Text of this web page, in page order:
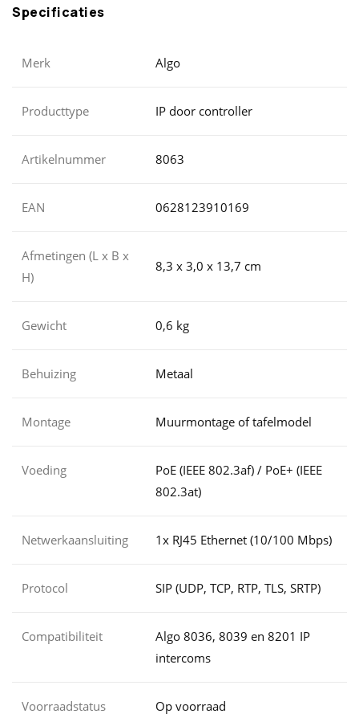
Specificaties
Merk Algo
Producttype IP door controller
Artikelnummer 8063
EAN 0628123910169
Afmetingen (L x B x
H)
8,3 x 3,0 x 13,7 cm
Gewicht 0,6 kg
Behuizing Metaal
Montage Muurmontage of tafelmodel
Voeding
PoE (IEEE 802.3af) / PoE+ (IEEE
802.3at)
Netwerkaansluiting 1x RJ45 Ethernet (10/100 Mbps)
Protocol SIP (UDP, TCP, RTP, TLS, SRTP)
Compatibiliteit
Algo 8036, 8039 en 8201 IP
intercoms
Voorraadstatus Op voorraad